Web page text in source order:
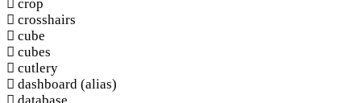
crop
crosshairs
cube
cubes
cutlery
dashboard (alias)
database